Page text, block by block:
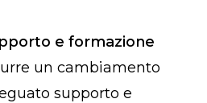
e formazione
un cambiamento
supporto e